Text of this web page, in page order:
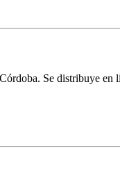
Se distribuye